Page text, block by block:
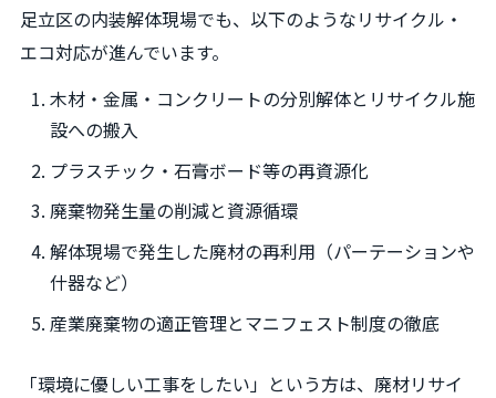
足立区の内装解体現場でも、以下のようなリサイクル・
エコ対応が進んでいます。
木材・金属・コンクリートの分別解体とリサイクル施
設への搬入
プラスチック・石膏ボード等の再資源化
廃棄物発生量の削減と資源循環
解体現場で発生した廃材の再利用（パーテーションや
什器など）
産業廃棄物の適正管理とマニフェスト制度の徹底
「環境に優しい工事をしたい」という方は、廃材リサイ